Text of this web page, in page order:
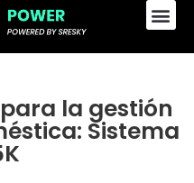
la gestión
Sistema